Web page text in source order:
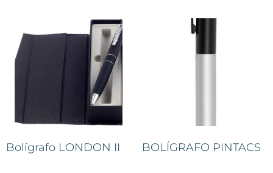
Bolígrafo LONDON II BOLÍGRAFO PINTACS